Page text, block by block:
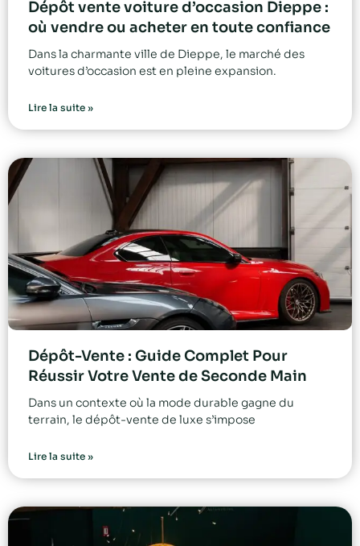
Dépôt vente voiture d’occasion Dieppe :
où vendre ou acheter en toute confiance
Dans la charmante ville de Dieppe, le marché des
voitures d’occasion est en pleine expansion.
Lire la suite »
Dépôt-Vente : Guide Complet Pour
Réussir Votre Vente de Seconde Main
Dans un contexte où la mode durable gagne du
terrain, le dépôt-vente de luxe s’impose
Lire la suite »